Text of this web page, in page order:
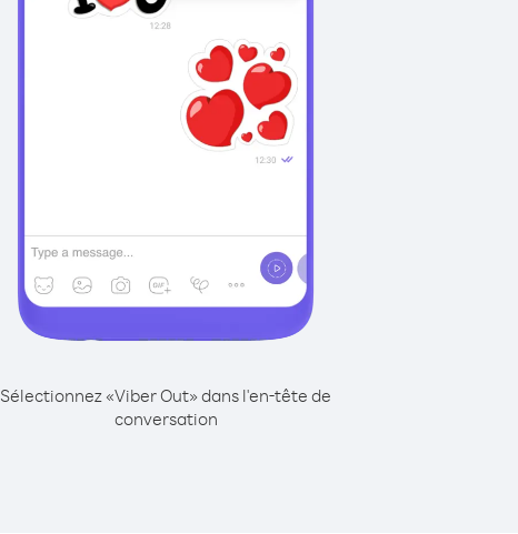
Sélectionnez «Viber Out» dans l'en-tête de
conversation